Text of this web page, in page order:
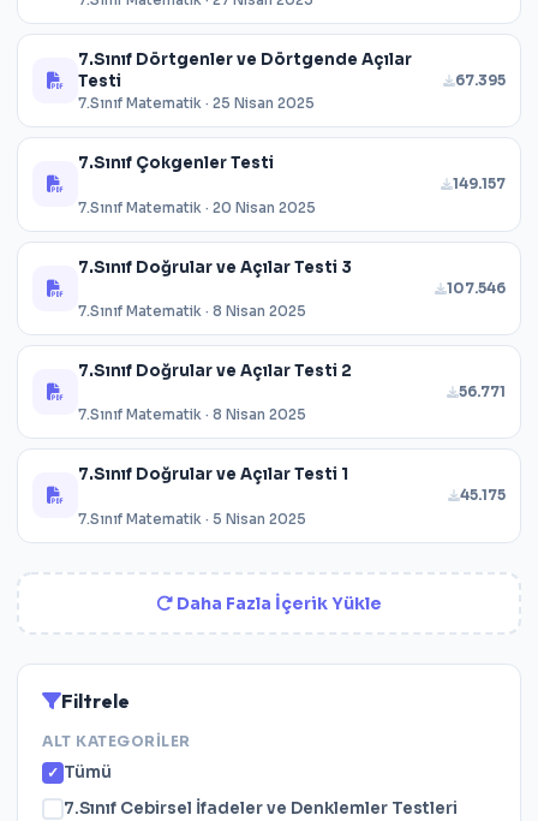
7.Sınıf Dörtgenler ve Dörtgende Açılar
Testi
7.Sınıf Matematik · 25 Nisan 2025
67.395
7.Sınıf Çokgenler Testi
7.Sınıf Matematik · 20 Nisan 2025
149.157
7.Sınıf Doğrular ve Açılar Testi 3
7.Sınıf Matematik · 8 Nisan 2025
107.546
7.Sınıf Doğrular ve Açılar Testi 2
7.Sınıf Matematik · 8 Nisan 2025
56.771
7.Sınıf Doğrular ve Açılar Testi 1
7.Sınıf Matematik · 5 Nisan 2025
45.175
Daha Fazla İçerik Yükle
Filtrele
ALT KATEGORILER
Tümü
7.Sınıf Cebirsel İfadeler ve Denklemler Testleri